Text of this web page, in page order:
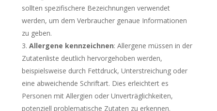
sollten spezifischere Bezeichnungen verwendet
werden, um dem Verbraucher genaue Informationen
zu geben.
Allergene kennzeichnen: Allergene müssen in der
Zutatenliste deutlich hervorgehoben werden,
beispielsweise durch Fettdruck, Unterstreichung oder
eine abweichende Schriftart. Dies erleichtert es
Personen mit Allergien oder Unverträglichkeiten,
potenziell problematische Zutaten zu erkennen.